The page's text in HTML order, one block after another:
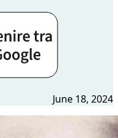
June 18, 2024